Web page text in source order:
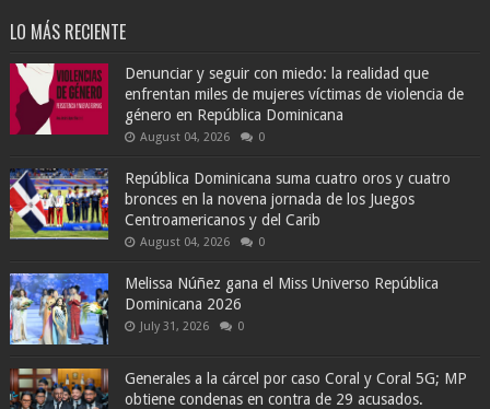
LO MÁS RECIENTE
Denunciar y seguir con miedo: la realidad que
enfrentan miles de mujeres víctimas de violencia de
género en República Dominicana
August 04, 2026 0
República Dominicana suma cuatro oros y cuatro
bronces en la novena jornada de los Juegos
Centroamericanos y del Carib
August 04, 2026 0
Melissa Núñez gana el Miss Universo República
Dominicana 2026
July 31, 2026 0
Generales a la cárcel por caso Coral y Coral 5G; MP
obtiene condenas en contra de 29 acusados.